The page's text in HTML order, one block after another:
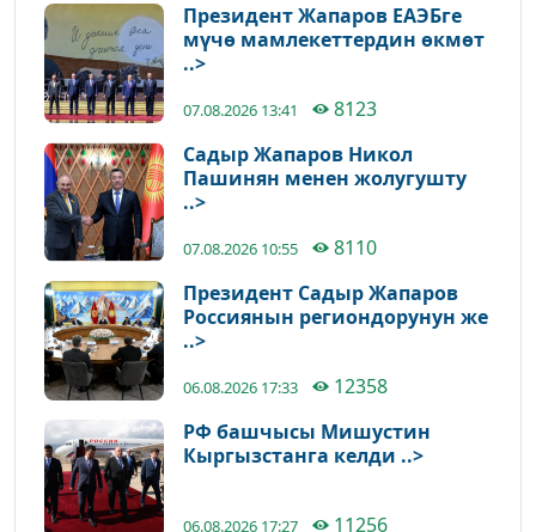
Президент Жапаров ЕАЭБге
мүчө мамлекеттердин өкмөт
..>
07.08.2026 13:41
8123
Садыр Жапаров Никол
Пашинян менен жолугушту
..>
07.08.2026 10:55
8110
Президент Садыр Жапаров
Россиянын региондорунун же
..>
06.08.2026 17:33
12358
РФ башчысы Мишустин
Кыргызстанга келди ..>
06.08.2026 17:27
11256